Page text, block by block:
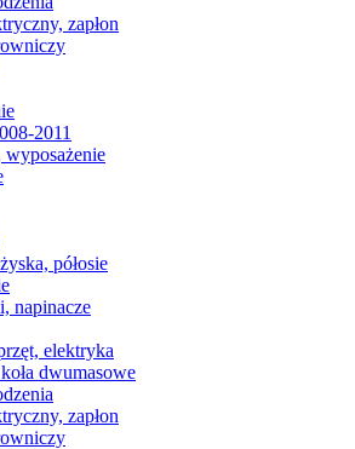
zapłon
2011
wyposażenie
półosie
napinacze
elektryka
dwumasowe
zapłon